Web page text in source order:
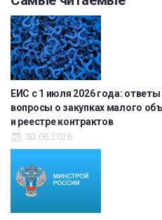
ЕИС с 1 июля 2026 года:
вопросы о закупках малого
и реестре контрактов
30.06.2026